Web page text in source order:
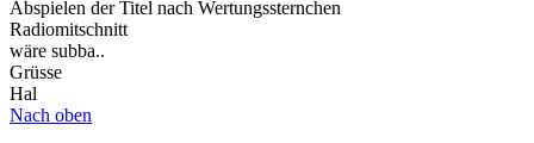
Abspielen der Titel nach Wertungssternchen
Radiomitschnitt
wäre subba..
Grüsse
Hal
Nach oben